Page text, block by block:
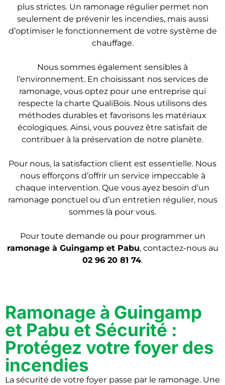
plus strictes. Un ramonage régulier permet non
seulement de prévenir les incendies, mais aussi
d’optimiser le fonctionnement de votre système de
chauffage.
Nous sommes également sensibles à
l’environnement. En choisissant nos services de
ramonage, vous optez pour une entreprise qui
respecte la charte QualiBois. Nous utilisons des
méthodes durables et favorisons les matériaux
écologiques. Ainsi, vous pouvez être satisfait de
contribuer à la préservation de notre planète.
Pour nous, la satisfaction client est essentielle. Nous
nous efforçons d’offrir un service impeccable à
chaque intervention. Que vous ayez besoin d’un
ramonage ponctuel ou d’un entretien régulier, nous
sommes là pour vous.
Pour toute demande ou pour programmer un
ramonageà Guingamp et Pabu, contactez-nous au
02 96 20 81 74.
Ramonage à Guingamp
et Pabu et Sécurité :
Protégez votre foyer des
incendies
La sécurité de votre foyer passe par le ramonage. Une